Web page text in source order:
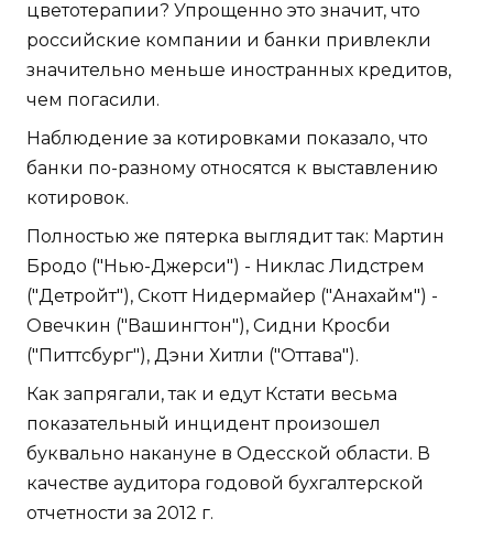
цветотерапии? Упрощенно это значит, что
российские компании и банки привлекли
значительно меньше иностранных кредитов,
чем погасили.
Наблюдение за котировками показало, что
банки по-разному относятся к выставлению
котировок.
Полностью же пятерка выглядит так: Мартин
Бродо ("Нью-Джерси") - Никлас Лидстрем
("Детройт"), Скотт Нидермайер ("Анахайм") -
Овечкин ("Вашингтон"), Сидни Кросби
("Питтсбург"), Дэни Хитли ("Оттава").
Как запрягали, так и едут Кстати весьма
показательный инцидент произошел
буквально накануне в Одесской области. В
качестве аудитора годовой бухгалтерской
отчетности за 2012 г.